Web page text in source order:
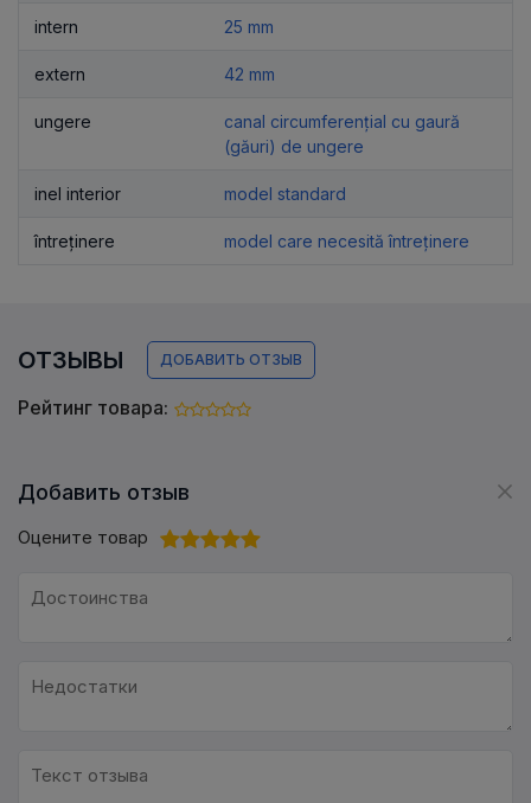
intern 25 mm
extern 42 mm
ungere
canal circumferențial cu gaură
(găuri) de ungere
inel interior model standard
întreținere model care necesită întreținere
ОТЗЫВЫ ДОБАВИТЬ ОТЗЫВ
Рейтинг товара:
Добавить отзыв
Оцените товар